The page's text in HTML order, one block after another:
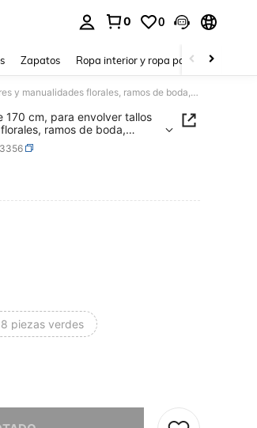
0 0
Zapatos Ropa interior y ropa para dormir
Set de 5 cintas florales de 170 cm, para envolver tallos de flores y manualidades florales, ramos de boda, colores: verde oscuro, verde claro, blanco, marrón
170 cm, para envolver tallos
ramos de boda,
claro, blanco, marrón
8 piezas verdes